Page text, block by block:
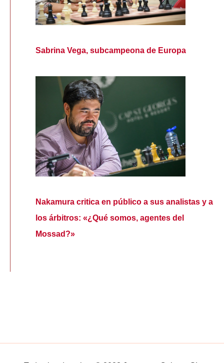
Sabrina Vega, subcampeona de Europa
Nakamura critica en público a sus analistas y a
los árbitros: «¿Qué somos, agentes del
Mossad?»